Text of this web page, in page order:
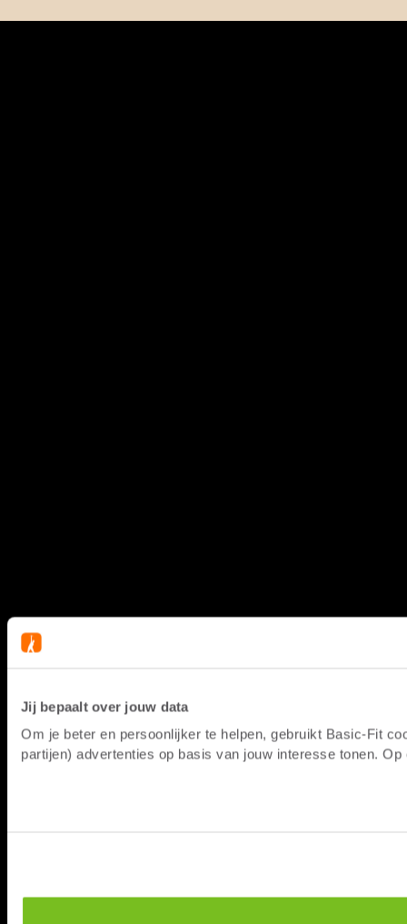
Jij bepaalt over jouw data
Om je beter en persoonlijker te helpen, gebruikt Basic-Fit
partijen) advertenties op basis van jouw interesse tonen.